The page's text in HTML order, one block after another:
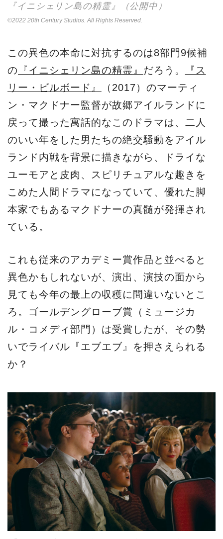
『イニシェリン島の精霊』（公開中）
©2022 20th Century Studios. All Rights Reserved.
この異色の本命に対抗するのは8部門9候補
の 『イニシェリン島の精霊』 だろう。
『ス
リー・ビルボード』
（2017）のマーティ
ン・マクドナー監督が故郷アイルランドに
戻って撮った寓話的なこのドラマは、二人
のいい年をした男たちの絶交騒動をアイル
ランド内戦を背景に描きながら、ドライな
ユーモアと皮肉、スピリチュアルな趣きを
こめた人間ドラマになっていて、優れた脚
本家でもあるマクドナーの真髄が発揮され
ている。
これも従来のアカデミー賞作品と並べると
異色かもしれないが、演出、演技の面から
見ても今年の最上の収穫に間違いないとこ
ろ。ゴールデングローブ賞（ミュージカ
ル・コメディ部門）は受賞したが、その勢
いでライバル『エブエブ』を押さえられる
か？